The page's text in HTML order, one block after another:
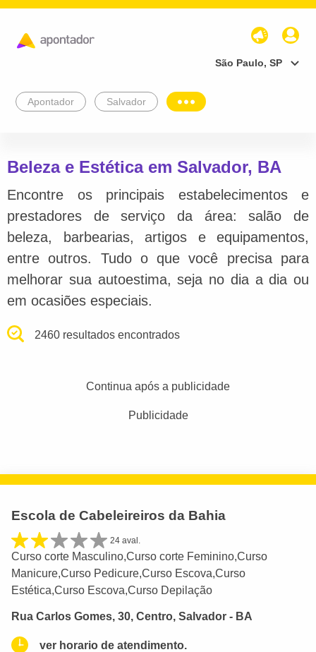
São Paulo, SP
Apontador Salvador
Beleza e Estética em Salvador, BA
Encontre os principais estabelecimentos e
prestadores de serviço da área: salão de
beleza, barbearias, artigos e equipamentos,
entre outros. Tudo o que você precisa para
melhorar sua autoestima, seja no dia a dia ou
em ocasiões especiais.
2460 resultados encontrados
Continua após a publicidade
Publicidade
Escola de Cabeleireiros da Bahia
24 aval.
Curso corte Masculino,Curso corte Feminino,Curso
Manicure,Curso Pedicure,Curso Escova,Curso
Estética,Curso Escova,Curso Depilação
Rua Carlos Gomes, 30, Centro, Salvador - BA
ver horario de atendimento.